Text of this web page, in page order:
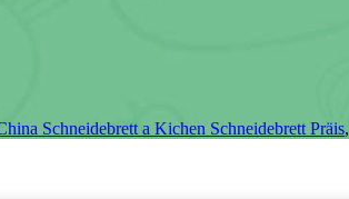
Schneidebrett a Kichen Schneidebrett Präis,